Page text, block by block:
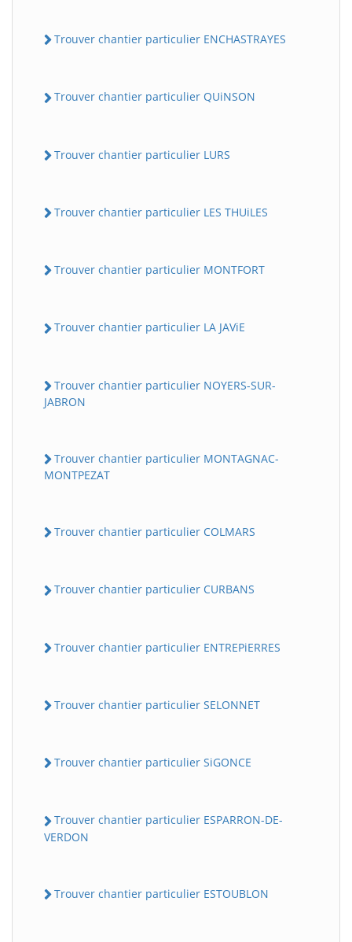
Trouver chantier particulier ENCHASTRAYES
Trouver chantier particulier QUiNSON
Trouver chantier particulier LURS
Trouver chantier particulier LES THUiLES
Trouver chantier particulier MONTFORT
Trouver chantier particulier LA JAViE
Trouver chantier particulier NOYERS-SUR-
JABRON
Trouver chantier particulier MONTAGNAC-
MONTPEZAT
Trouver chantier particulier COLMARS
Trouver chantier particulier CURBANS
Trouver chantier particulier ENTREPiERRES
Trouver chantier particulier SELONNET
Trouver chantier particulier SiGONCE
Trouver chantier particulier ESPARRON-DE-
VERDON
Trouver chantier particulier ESTOUBLON